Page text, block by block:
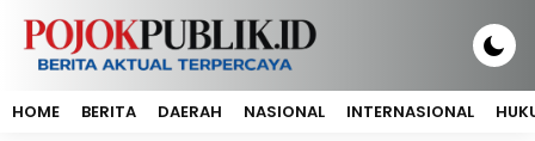
HOME BERITA DAERAH NASIONAL INTERNASIONAL